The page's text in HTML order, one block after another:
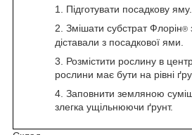
Підготувати посадкову
Змішати субстрат Флорін®
діставали з посадкової ями.
Розмістити рослину в
рослини має бути на рівні
Заповнити земляною
злегка ущільнюючи ґрунт.